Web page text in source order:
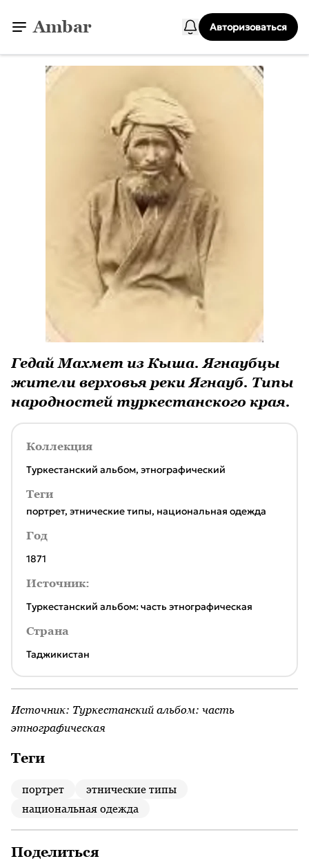
Ambar Авторизоваться
Гедай Махмет из Кыша. Ягнаубцы
жители верховья реки Ягнауб. Типы
народностей туркестанского края.
Коллекция
Туркестанский альбом, этнографический
Теги
портрет, этнические типы, национальная одежда
Год
1871
Источник:
Туркестанский альбом: часть этнографическая
Страна
Таджикистан
Источник: Туркестанский альбом: часть
этнографическая
Теги
портрет
этнические типы
национальная одежда
Поделиться